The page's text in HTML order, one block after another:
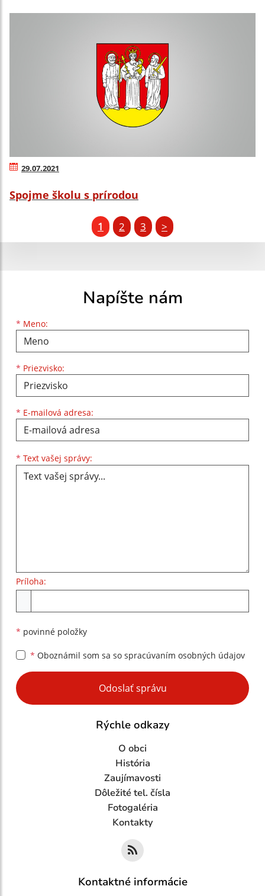
29.07.2021
Spojme školu s prírodou
1 2 3 >
Napíšte nám
* Meno:
Meno
* Priezvisko:
Priezvisko
* E-mailová adresa:
E-mailová adresa
* Text vašej správy:
Príloha:
* povinné položky
* Oboznámil som sa so spracúvaním osobných údajov
Google reCaptcha Response
Odoslať správu
Rýchle odkazy
O obci
História
Zaujímavosti
Dôležité tel. čísla
Fotogaléria
Kontakty
Kontaktné informácie